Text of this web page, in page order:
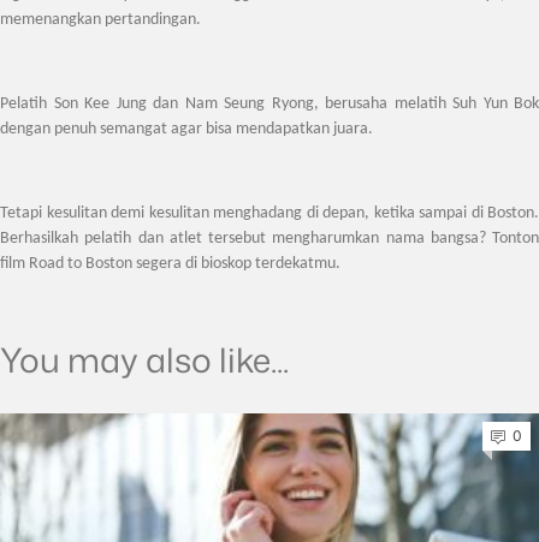
memenangkan pertandingan.
Pelatih Son Kee Jung dan Nam Seung Ryong, berusaha melatih Suh Yun Bok
dengan penuh semangat agar bisa mendapatkan juara.
Tetapi kesulitan demi kesulitan menghadang di depan, ketika sampai di Boston.
Berhasilkah pelatih dan atlet tersebut mengharumkan nama bangsa? Tonton
film Road to Boston segera di bioskop terdekatmu.
You may also like...
0